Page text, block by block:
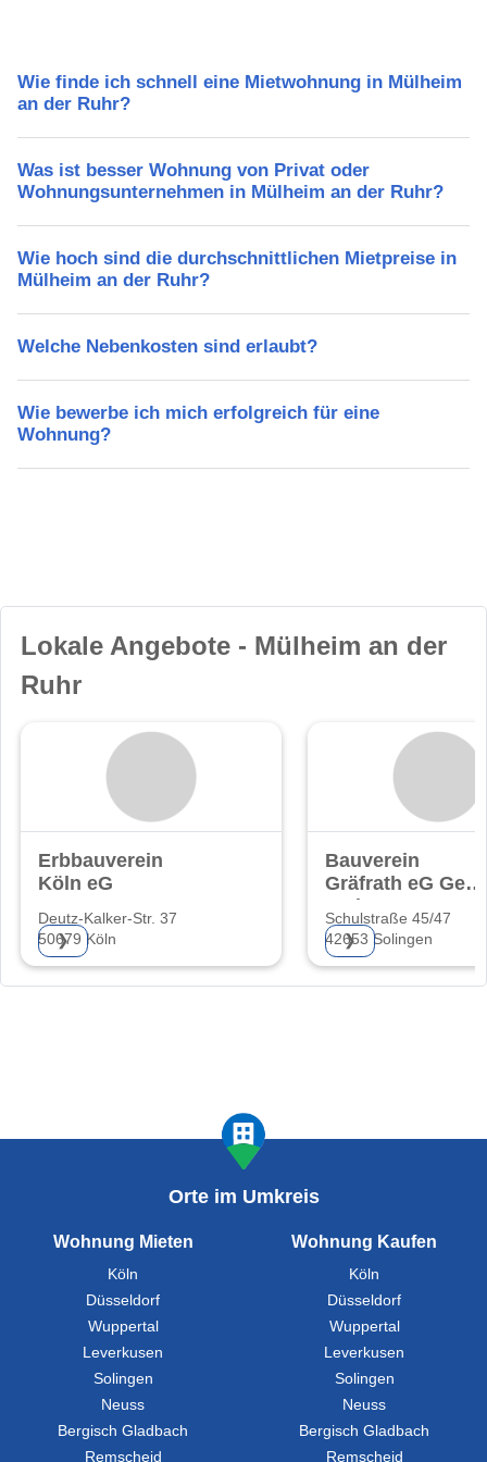
Wie finde ich schnell eine Mietwohnung in Mülheim
an der Ruhr?
Was ist besser Wohnung von Privat oder
Wohnungsunternehmen in Mülheim an der Ruhr?
Wie hoch sind die durchschnittlichen Mietpreise in
Mülheim an der Ruhr?
Welche Nebenkosten sind erlaubt?
Wie bewerbe ich mich erfolgreich für eine
Wohnung?
Lokale Angebote - Mülheim an der
Ruhr
Erbbauverein
Köln eG
Deutz-Kalker-Str. 37
50679 Köln
❯
Bauverein
Gräfrath eG Gem.
Schulstraße 45/47
42653 Solingen
❯
Orte im Umkreis
Wohnung Mieten
Köln
Düsseldorf
Wuppertal
Leverkusen
Solingen
Neuss
Bergisch Gladbach
Remscheid
Wohnung Kaufen
Köln
Düsseldorf
Wuppertal
Leverkusen
Solingen
Neuss
Bergisch Gladbach
Remscheid